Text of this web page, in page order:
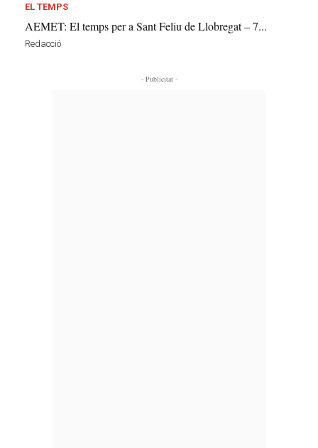
EL TEMPS
AEMET: El temps per a Sant Feliu de Llobregat – 7...
Redacció
- Publicitat -